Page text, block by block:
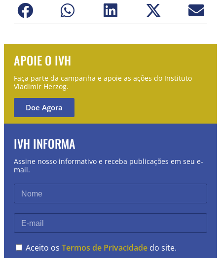
APOIE O IVH
Faça parte da campanha e apoie as ações do Instituto
Vladimir Herzog.
Doe Agora
IVH INFORMA
Assine nosso informativo e receba publicações em seu e-
mail.
Aceito os Termos de Privacidade do site.